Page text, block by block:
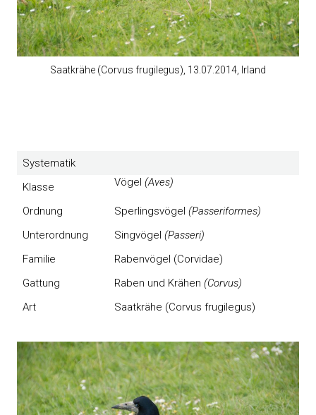
Saatkrähe (Corvus frugilegus), 13.07.2014, Irland
Systematik
Klasse
Vögel (Aves)
Ordnung Sperlingsvögel (Passeriformes)
Unterordnung
Singvögel (Passeri)
Familie
Rabenvögel (Corvidae)
Gattung
Raben und Krähen (Corvus)
Art
Saatkrähe (Corvus frugilegus)